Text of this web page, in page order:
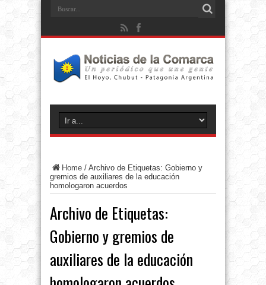
Home / Archivo de Etiquetas: Gobierno y
gremios de auxiliares de la educación
homologaron acuerdos
Archivo de Etiquetas:
Gobierno y gremios de
auxiliares de la educación